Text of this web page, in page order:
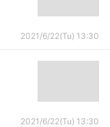
2021/6/22(Tu) 13:30
2021/6/22(Tu) 13:30